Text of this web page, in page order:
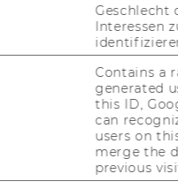
bei der
kon­kre­ter damit
dabei um eine
die star­tet,
Grup­pe an der
Führungs-​CheckIN
Geschlecht
Interessen
Contains a
generated
this ID,
can
users on
merge the
previous